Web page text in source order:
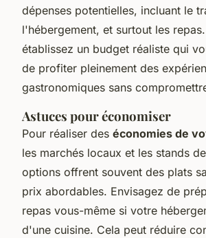
dépenses potentielles, incluant le
l'hébergement, et surtout les
établissez un budget réaliste qui
de profiter pleinement des
gastronomiques sans
Astuces pour économiser
Pour réaliser des économies de
les marchés locaux et les stands
options offrent souvent des plats
prix abordables. Envisagez de
repas vous-même si votre
d'une cuisine. Cela peut réduire